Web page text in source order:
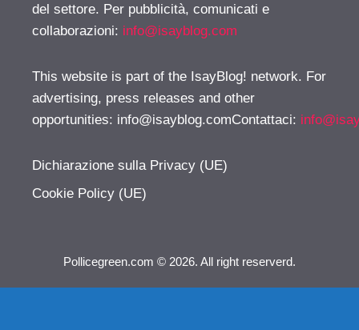
del settore. Per pubblicità, comunicati e
collaborazioni: info@isayblog.com
This website is part of the IsayBlog! network. For
advertising, press releases and other
opportunities: info@isayblog.comContattaci:
Dichiarazione sulla Privacy (UE)
Cookie Policy (UE)
Pollicegreen.com © 2026. All right reserverd.